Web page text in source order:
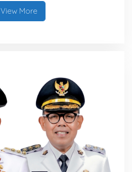
View More